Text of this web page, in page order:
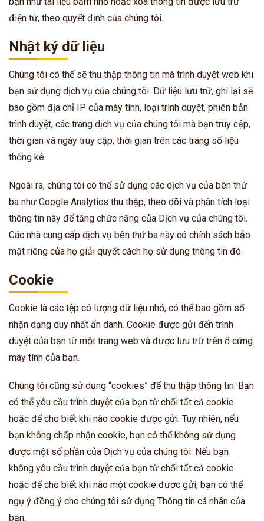
điện tử, theo quyết định của chúng tôi.
Nhật ký dữ liệu
Chúng tôi có thể sẽ thu thập thông tin mà trình duyệt web khi
bạn sử dụng dịch vụ của chúng tôi. Dữ liệu lưu trữ, ghi lại sẽ
bao gồm địa chỉ IP của máy tính, loại trình duyệt, phiên bản
trình duyệt, các trang dịch vụ của chúng tôi mà bạn truy cập,
thời gian và ngày truy cập, thời gian trên các trang số liệu
thống kê.
Ngoài ra, chúng tôi có thể sử dụng các dịch vụ của bên thứ
ba như Google Analytics thu thập, theo dõi và phân tích loại
thông tin này để tăng chức năng của Dịch vụ của chúng tôi.
Các nhà cung cấp dịch vụ bên thứ ba này có chính sách bảo
mật riêng của họ giải quyết cách họ sử dụng thông tin đó.
Cookie
Cookie là các tệp có lượng dữ liệu nhỏ, có thể bao gồm số
nhận dạng duy nhất ẩn danh. Cookie được gửi đến trình
duyệt của bạn từ một trang web và được lưu trữ trên ổ cứng
máy tính của bạn.
Chúng tôi cũng sử dụng “cookies” để thu thập thông tin. Bạn
có thể yêu cầu trình duyệt của bạn từ chối tất cả cookie
hoặc để cho biết khi nào cookie được gửi. Tuy nhiên, nếu
bạn không chấp nhận cookie, bạn có thể không sử dụng
được một số phần của Dịch vụ của chúng tôi. Nếu bạn
không yêu cầu trình duyệt của bạn từ chối tất cả cookie
hoặc để cho biết khi nào một cookie được gửi, bạn có thể
ngụ ý đồng ý cho chúng tôi sử dụng Thông tin cá nhân của
bạn.